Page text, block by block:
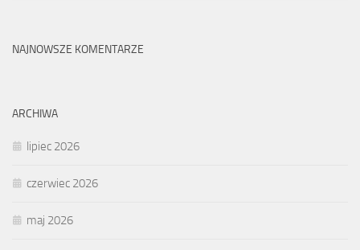
NAJNOWSZE KOMENTARZE
ARCHIWA
lipiec 2026
czerwiec 2026
maj 2026